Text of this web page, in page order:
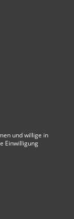
und willige in
Einwilligung